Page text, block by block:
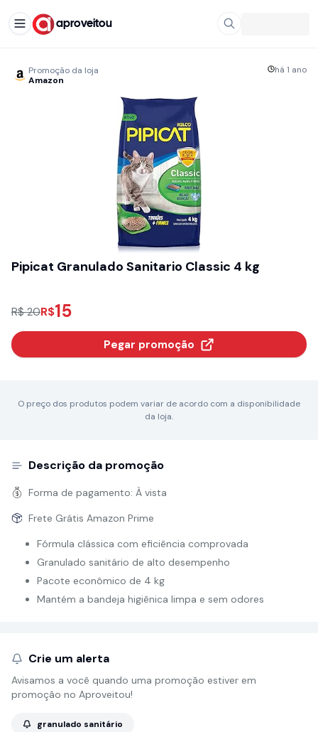
aproveitou
Promoção da loja
Amazon
há 1 ano
Pipicat Granulado Sanitario Classic 4 kg
R$ 20R$15
Pegar promoção
O preço dos produtos podem variar de acordo com a disponibilidade
da loja.
Descrição da promoção
Forma de pagamento: À vista
Frete Grátis Amazon Prime
Fórmula clássica com eficiência comprovada
Granulado sanitário de alto desempenho
Pacote econômico de 4 kg
Mantém a bandeja higiênica limpa e sem odores
Crie um alerta
Avisamos a você quando uma promoção estiver em
promoção no Aproveitou!
granulado sanitário